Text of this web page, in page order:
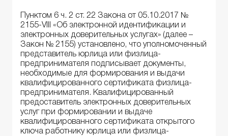
Пунктом 6 ч. 2 ст. 22 Закона от 05.10.2017 №
2155-VIII «Об электронной идентификации и
электронных доверительных услугах» (далее –
Закон № 2155) установлено, что уполномоченный
представитель юрлица или физлица-
предпринимателя подписывает документы,
необходимые для формирования и выдачи
квалифицированного сертификата физлица-
предпринимателя. Квалифицированный
предоставитель электронных доверительных
услуг при формировании и выдаче
квалифицированного сертификата открытого
ключа работнику юрлица или физлица-